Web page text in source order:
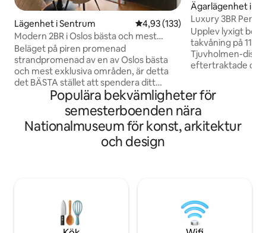
Lägenhet i Sentrum 4,93 av 5 i genomsnittligt
4,93 (133)
Modern 2BR i Oslos bästa och mest
exklusiva område
Beläget på piren promenad
strandpromenad av en av Oslos bästa
och mest exklusiva områden, är detta
det BÄSTA stället att spendera ditt
besök i Oslo! Lägenheten är perfekt för
upp till 4 personer och har en
tvättmaskin och en fransk balkong.
Restauranger, barer, shopping, stränder,
museer etc. ligger precis utanför
lägenhetsbyggnaden och de flesta saker
Ägarlägenhet i
Luxury 3BR
Sunset Views
Upplev lyxigt
takvåning på 11:e
Tjuvholmen-
eftertraktade
din privata balkong. Denna
lägenhet rymmer
gäster med 3
en med en
också 1,5
Populära bekvämligheter för
semesterboenden nära
Nationalmuseum för konst, arkitektur
och design